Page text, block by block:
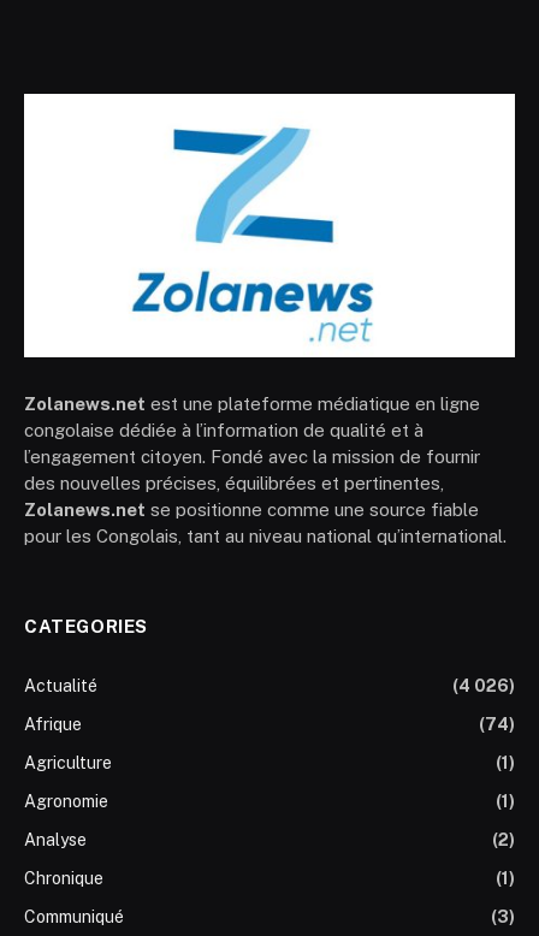
Zolanews.net est une plateforme médiatique en ligne
congolaise dédiée à l’information de qualité et à
l’engagement citoyen. Fondé avec la mission de fournir
des nouvelles précises, équilibrées et pertinentes,
Zolanews.net se positionne comme une source fiable
pour les Congolais, tant au niveau national qu’international.
CATEGORIES
Actualité
(4 026)
Afrique
(74)
Agriculture
(1)
Agronomie
(1)
Analyse
(2)
Chronique
(1)
Communiqué
(3)